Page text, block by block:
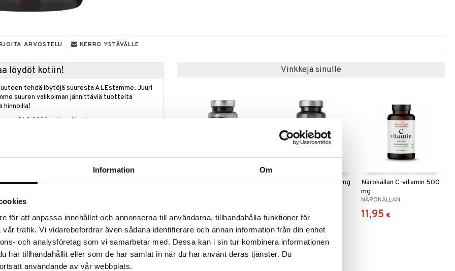
Information Om
för att anpassa innehållet och annonserna till användarna, tillhandahålla funktioner för
trafik. Vi vidarebefordrar även sådana identifierare och annan information från din enhet
och analysföretag som vi samarbetar med. Dessa kan i sin tur kombinera informationen
har tillhandahållit eller som de har samlat in när du har använt deras tjänster. Du
användande av vår webbplats.
ARVOSTELU KERRO YSTÄVÄLLE
löydöt kotiin!
tehdä löytöjä suuresta ALEstamme. Juuri
suuren valikoiman jännittäviä tuotteita
hinnoilla!
31.8.2026 asti mutta ole nopea -
DDS-1 kanssa. On monia muita Lactobacillus
viihtyy erityisen hyvin suolistossa.
muodossa Frukto (FOS).
tarjoaa erittäin tehokkaan ravintolisän.
vehnää tai gluteenia, ja kaikki ovat ei-GMO.
Vinkkejä sinulle
Elexir D3-vitamin 2500IE
13,90 €
Elexir Magnesium 375mg
13,90 €
Närokällan C-vitamin 500
mg
NÄROKÄLLAN
11,95 €